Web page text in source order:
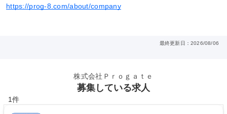
https://prog-8.com/about/company
最終更新日：2026/08/06
株式会社Ｐｒｏｇａｔｅ
募集している求人
1件